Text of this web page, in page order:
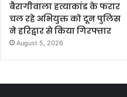
बैरागीवाला हत्याकांड के फरार
चल रहे अभियुक्त को दून पुलिस
ने हरिद्वार से किया गिरफ्तार
August 5, 2026